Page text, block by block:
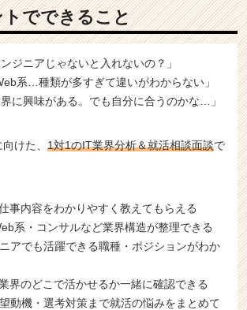
悩
み
で
解
消！
活
ン
ト
ら
ア
キ
でできること
ジニアじゃないと入れないの？」
系…種類が多すぎて違いがわからない」
界に興味がある。でも自分に合うのかな…」
けた、 1対1のIT業界分析＆就活相談面談で
事内容をわかりやすく教えてもらえる
系・コンサルなど業界構造が整理できる
アでも活躍できる職種・ポジションがわか
界のどこで活かせるか一緒に確認できる
動機・選考対策まで就活の悩みをまとめて